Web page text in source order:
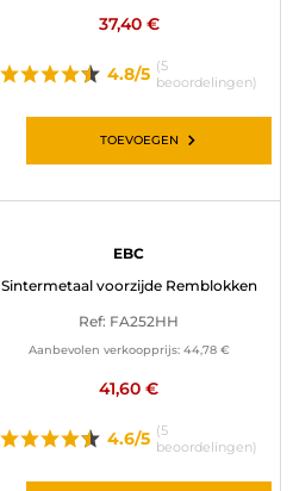
37,40 €
4.8/5 (5
beoordelingen)
TOEVOEGEN
EBC
Sintermetaal voorzijde Remblokken
Ref: FA252HH
Aanbevolen verkoopprijs: 44,78 €
41,60 €
4.6/5 (5
beoordelingen)